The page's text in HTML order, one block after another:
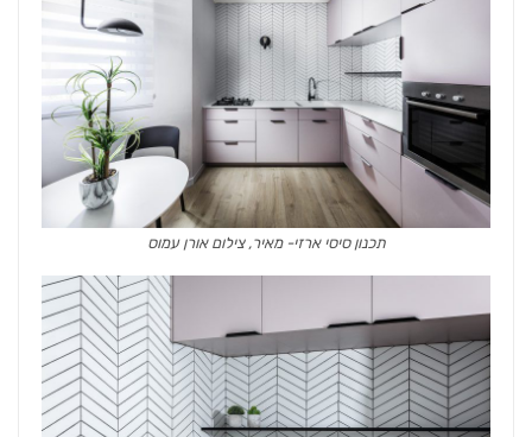
תכנון סיסי ארזי- מאיר, צילום אורן עמוס